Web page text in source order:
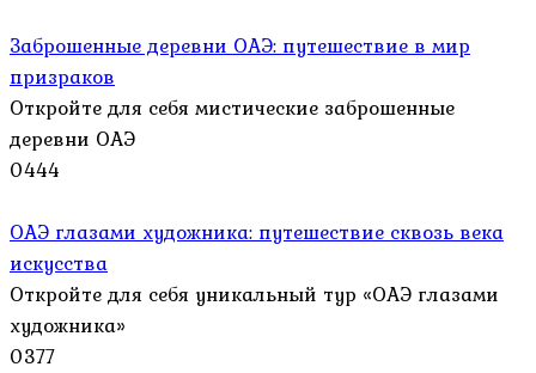
Заброшенные деревни ОАЭ: путешествие в мир
призраков
Откройте для себя мистические заброшенные
деревни ОАЭ
0444
ОАЭ глазами художника: путешествие сквозь века
искусства
Откройте для себя уникальный тур «ОАЭ глазами
художника»
0377